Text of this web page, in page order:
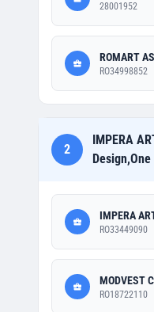
28001952
ROMART
RO34998852
2
IMPERA
IMPERA
RO33449090
MODVEST
RO18722110